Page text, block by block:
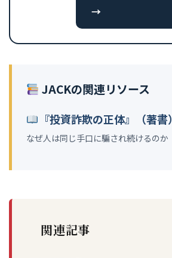
→
JACKの関連リソース
『投資詐欺の正体』（著書）
なぜ人は同じ手口に騙され続けるのか
関連記事